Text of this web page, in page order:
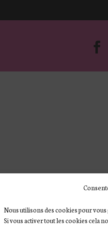
Nous utilisons des cookies pour
Si vous activer tout les cookies cela